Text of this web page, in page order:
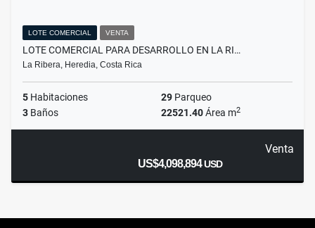
LOTE COMERCIAL VENTA
LOTE COMERCIAL PARA DESARROLLO EN LA RI…
La Ribera, Heredia, Costa Rica
5 Habitaciones 29 Parqueo
3 Baños 22521.40Área m2
Venta
US$4,098,894USD